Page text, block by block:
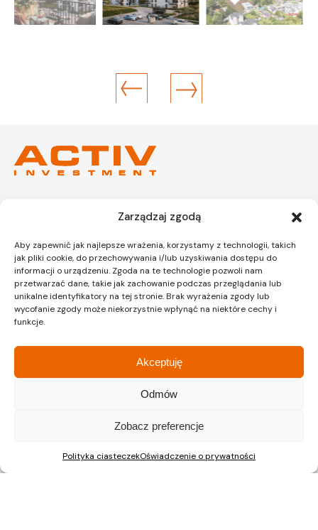
Zarządzaj zgodą
Aby zapewnić jak najlepsze wrażenia, korzystamy z technologii, takich
jak pliki cookie, do przechowywania i/lub uzyskiwania dostępu do
informacji o urządzeniu. Zgoda na te technologie pozwoli nam
przetwarzać dane, takie jak zachowanie podczas przeglądania lub
unikalne identyfikatory na tej stronie. Brak wyrażenia zgody lub
wycofanie zgody może niekorzystnie wpłynąć na niektóre cechy i
funkcje.
Akceptuję
Odmów
Zobacz preferencje
Polityka ciasteczekOświadczenie o prywatności
Siedziba
ul. Lipińskiego 3A
30-349 Kraków
tel.:12 397 12 27
Kraków
ul. Lipińskiego 3A
30-349 Kraków
tel.:12 397 12 25
Dział sprzedażyDział sprzedaży
tel.: 32 745 31 67